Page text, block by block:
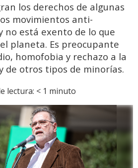
los derechos de algunas
movimientos anti-
no está exento de lo que
planeta. Es preocupante
homofobia y rechazo a la
de otros tipos de minorías.
lectura: < 1 minuto